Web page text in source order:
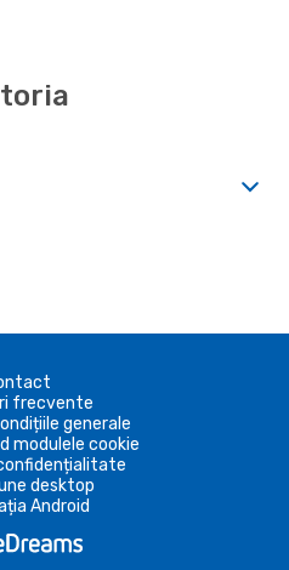
frecvente
generale
modulele cookie
desktop
Android